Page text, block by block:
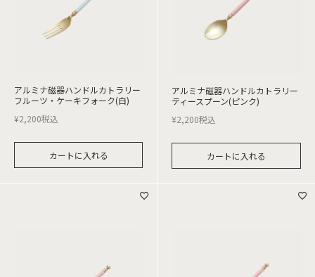
アルミナ磁器ハンドルカトラリー
フルーツ・ケーキフォーク(白)
¥2,200税込
カートに入れる
アルミナ磁器ハンドルカトラリー
ティースプーン(ピンク)
¥2,200税込
カートに入れる